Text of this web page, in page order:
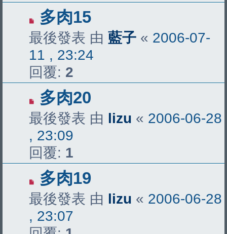
多肉15
最後發表 由 藍子 « 2006-07-
11 , 23:24
回覆: 2
多肉20
最後發表 由 lizu « 2006-06-28
, 23:09
回覆: 1
多肉19
最後發表 由 lizu « 2006-06-28
, 23:07